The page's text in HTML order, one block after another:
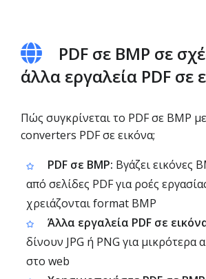
PDF σε BMP σε
άλλα εργαλεία PDF σε
Πώς συγκρίνεται το PDF σε BMP
converters PDF σε εικόνα;
PDF σε BMP: Βγάζει εικόνες
από σελίδες PDF για ροές
χρειάζονται format BMP
Άλλα εργαλεία PDF σε
δίνουν JPG ή PNG για μικρότερα
στο web